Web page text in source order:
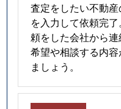
査定をしたい不動
を入力して依頼完
頼をした会社から連
希望や相談する内
ましょう。